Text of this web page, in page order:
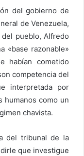
del gobierno de
de Venezuela,
pueblo, Alfredo
«base razonable»
habían cometido
competencia del
interpretada por
humanos como un
chavista.
del tribunal de la
que investigue